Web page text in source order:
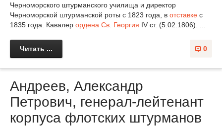
Черноморского штурманского училища и директор
Черноморской штурманской роты с 1823 года, в отставке с
1835 года. Кавалер ордена Св. Георгия IV ст. (5.02.1806). ...
0
Читать ...
Андреев, Александр
Петрович, генерал-лейтенант
корпуса флотских штурманов